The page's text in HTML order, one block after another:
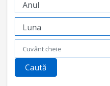
Caută